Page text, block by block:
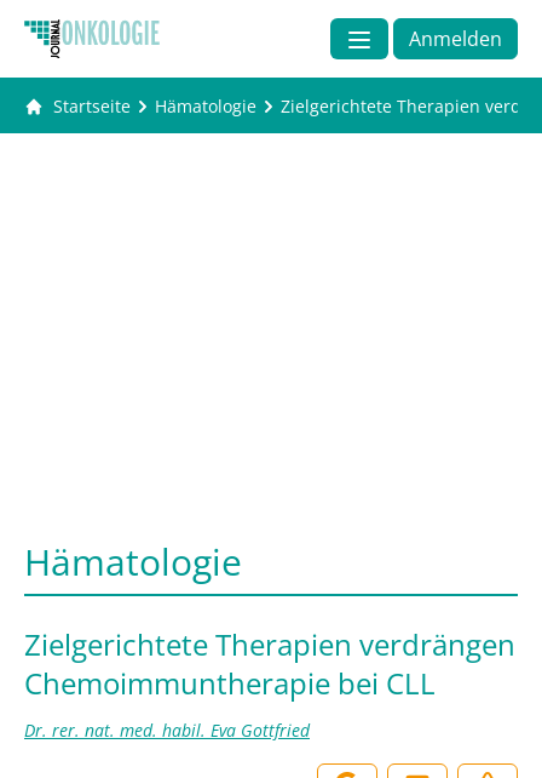
Anmelden
Startseite Hämatologie Zielgerichtete Therapien
Hämatologie
Zielgerichtete Therapien verdrängen
Chemoimmuntherapie bei CLL
Dr. rer. nat. med. habil. Eva Gottfried